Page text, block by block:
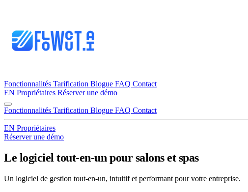
Fonctionnalités Tarification Blogue FAQ Contact
EN Propriétaires Réserver une démo
Fonctionnalités Tarification Blogue FAQ Contact
EN Propriétaires
Réserver une démo
Le logiciel tout-en-un pour salons et spas
Un logiciel de gestion tout-en-un, intuitif et performant pour votre entreprise.